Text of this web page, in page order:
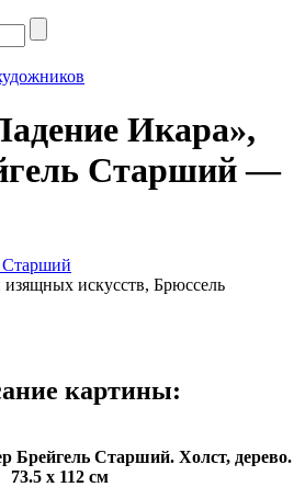
Икара»,
Старший —
Старший
изящных искусств, Брюссель
картины:
Брейгель Старший. Холст, дерево.
73.5 x 112 см